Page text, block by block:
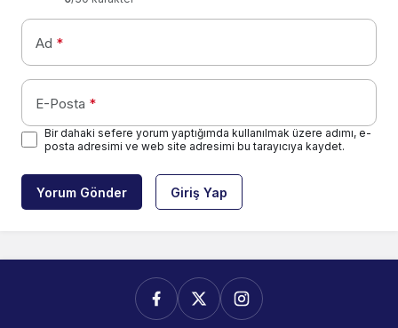
Ad *
E-Posta *
Bir dahaki sefere yorum yaptığımda kullanılmak üzere adımı, e-
posta adresimi ve web site adresimi bu tarayıcıya kaydet.
Yorum Gönder Giriş Yap